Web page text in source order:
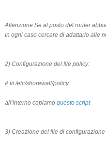
Attenzione:Se al posto del router
In ogni caso cercare di adattarlo alle
2) Configurazione del file policy:
# vi /etc/shorewall/policy
all’interno copiamo questo script
3) Creazione del file di